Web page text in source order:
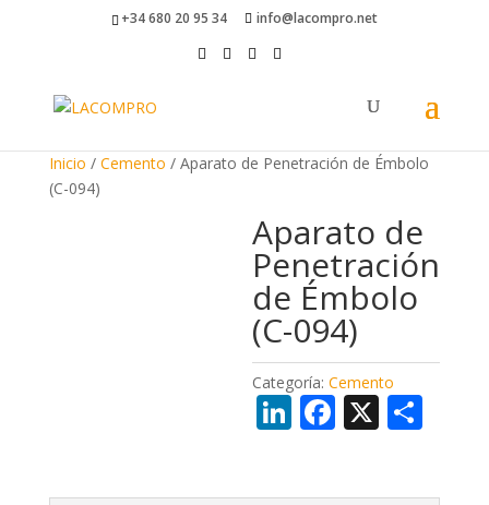
+34 680 20 95 34 info@lacompro.net
Inicio / Cemento / Aparato de Penetración de Émbolo
(C-094)
Aparato de
Penetración
de Émbolo
(C-094)
Categoría:Cemento
Li F X